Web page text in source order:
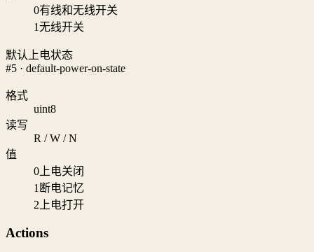
0有线和无线开关
1无线开关
默认上电状态
#5 · default-power-on-state
格式
uint8
读写
R / W / N
值
0 上电关闭
1 断电记忆
2 上电打开
Actions